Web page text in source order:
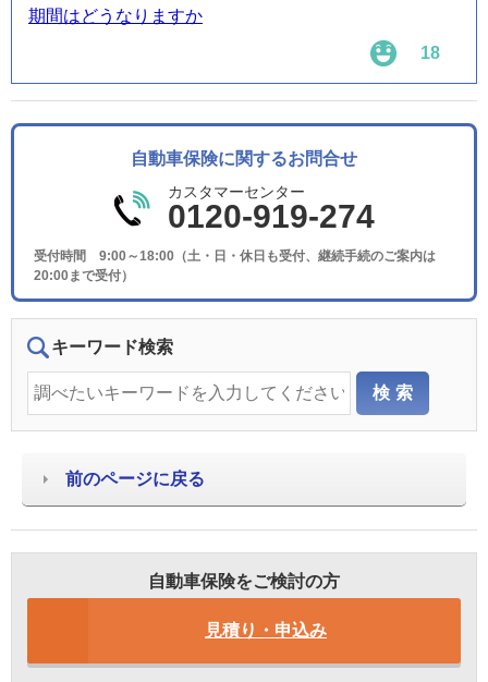
期間はどうなりますか
18
自動車保険に関するお問合せ
カスタマーセンター
0120-919-274
受付時間 9:00～18:00（土・日・休日も受付、継続手続のご案内は
20:00まで受付）
キーワード検索
前のページに戻る
自動車保険をご検討の方
見積り・申込み